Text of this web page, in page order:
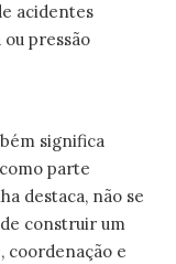
acidentes
pressão
significa
parte
destaca, não se
de construir um
coordenação e